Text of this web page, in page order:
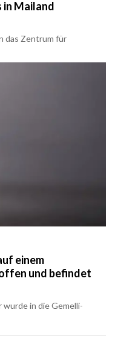
in Mailand
das Zentrum für
einem
und befindet
wurde in die Gemelli-